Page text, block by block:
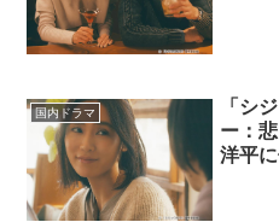
国内ドラマ
「シ
ー：
洋平